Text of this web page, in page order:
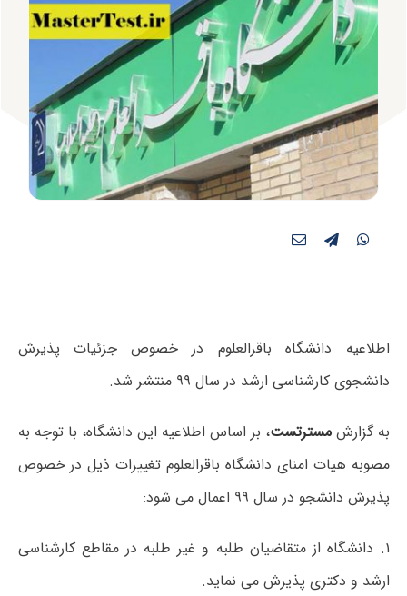
اطلاعیه دانشگاه باقرالعلوم در خصوص جزئیات پذیرش
دانشجوی کارشناسی ارشد در سال ۹۹ منتشر شد.
به گزارشمسترتست، بر اساس اطلاعیه این دانشگاه، با توجه به
مصوبه هیات امنای دانشگاه باقرالعلوم تغییرات ذیل در خصوص
پذیرش دانشجو در سال ۹۹ اعمال می شود:
۱. دانشگاه از متقاضیان طلبه و غیر طلبه در مقاطع کارشناسی
ارشد و دکتری پذیرش می نماید.